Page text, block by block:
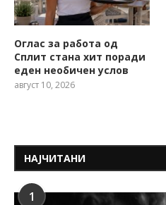
Оглас за работа од
Сплит стана хит поради
еден необичен услов
август 10, 2026
НАЈЧИТАНИ
1